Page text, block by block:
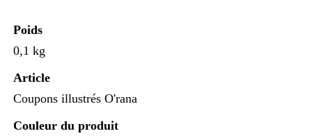
Poids
0,1 kg
Article
Coupons illustrés O'rana
Couleur du produit